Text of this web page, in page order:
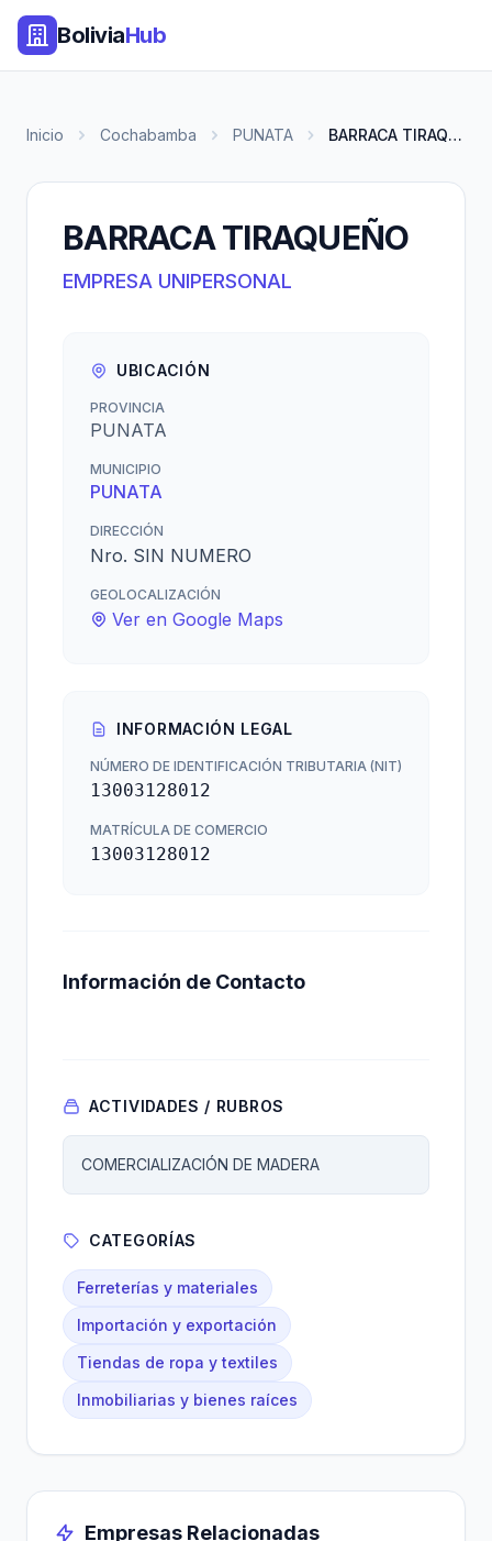
BoliviaHub
Inicio Cochabamba PUNATA BARRACA TIRAQUEÑO
BARRACA TIRAQUEÑO
EMPRESA UNIPERSONAL
UBICACIÓN
PROVINCIA
PUNATA
MUNICIPIO
PUNATA
DIRECCIÓN
Nro. SIN NUMERO
GEOLOCALIZACIÓN
Ver en Google Maps
INFORMACIÓN LEGAL
NÚMERO DE IDENTIFICACIÓN TRIBUTARIA (NIT)
13003128012
MATRÍCULA DE COMERCIO
13003128012
Información de Contacto
ACTIVIDADES / RUBROS
COMERCIALIZACIÓN DE MADERA
CATEGORÍAS
Ferreterías y materiales
Importación y exportación
Tiendas de ropa y textiles
Inmobiliarias y bienes raíces
Empresas Relacionadas